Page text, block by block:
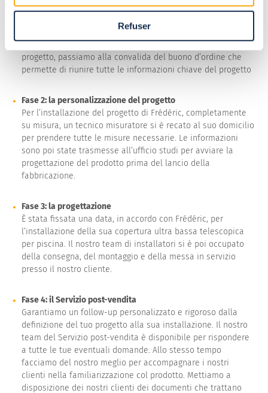
Refuser
alle esigenze e alle aspettative del cliente. Vengono
progetto: l’installazione, il prezzo e i vincoli tecnici. Una
volta che le parti hanno confermato la fattibilità del
progetto, passiamo alla convalida del buono d’ordine che
permette di riunire tutte le informazioni chiave del progetto
Fase 2: la personalizzazione del progetto
Per l’installazione del progetto di Frédéric, completamente
su misura, un tecnico misuratore si è recato al suo domicilio
per prendere tutte le misure necessarie. Le informazioni
sono poi state trasmesse all’ufficio studi per avviare la
progettazione del prodotto prima del lancio della
fabbricazione.
Fase 3: la progettazione
È stata fissata una data, in accordo con Frédéric, per
l’installazione della sua copertura ultra bassa telescopica
per piscina. Il nostro team di installatori si è poi occupato
della consegna, del montaggio e della messa in servizio
presso il nostro cliente.
Fase 4: il Servizio post-vendita
Garantiamo un follow-up personalizzato e rigoroso dalla
definizione del tuo progetto alla sua installazione. Il nostro
team del Servizio post-vendita è disponibile per rispondere
a tutte le tue eventuali domande. Allo stesso tempo
facciamo del nostro meglio per accompagnare i nostri
clienti nella familiarizzazione col prodotto. Mettiamo a
disposizione dei nostri clienti dei documenti che trattano